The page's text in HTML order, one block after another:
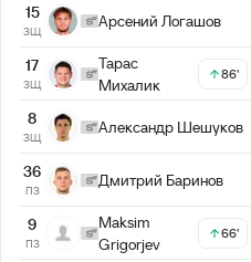
15
ЗЩ
Арсений Логашов
17
ЗЩ
Тарас
Михалик
86'
8
ЗЩ
Александр Шешуков
36
ПЗ
Дмитрий Баринов
9
ПЗ
Maksim
Grigorjev
66'